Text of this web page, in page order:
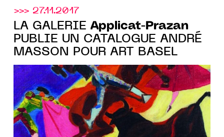
>>> 27.11.2017
LA GALERIE Applicat-Prazan
PUBLIE UN CATALOGUE ANDRÉ
MASSON POUR ART BASEL